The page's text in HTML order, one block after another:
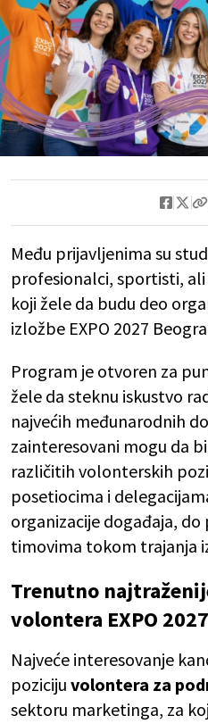
Među prijavljenima su
profesionalci, sportisti,
koji žele da budu deo
izložbe EXPO 2027
Program je otvoren za
žele da steknu iskustvo
najvećih međunarodnih
zainteresovani mogu da
različitih volonterskih
posetiocima i
organizacije događaja,
timovima tokom trajanja
Trenutno
volontera EXPO 2027
Najveće interesovanje
poziciju volontera za
sektoru marketinga, za